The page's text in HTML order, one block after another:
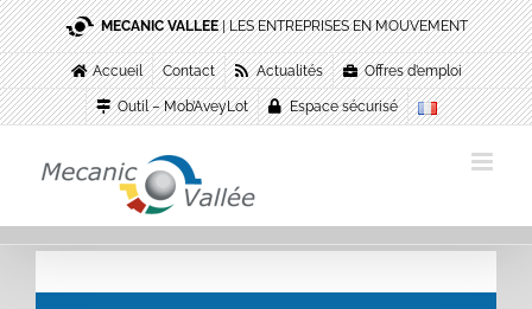
Passer
au
contenu
MECANIC VALLEE| LES ENTREPRISES EN MOUVEMENT
Accueil Contact Actualités Offres d’emploi
Outil – Mob’AveyLot Espace sécurisé